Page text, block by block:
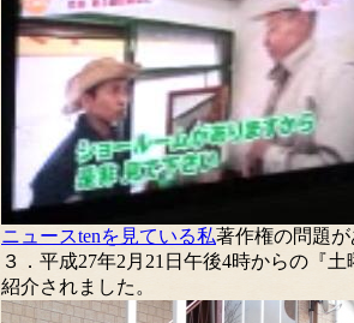
ニュースtenを見ている私著作権の問題が
３．平成27年2月21日午後4時からの『
紹介されました。